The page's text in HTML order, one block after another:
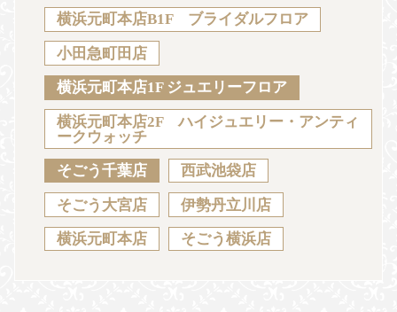
News Blog
Sustainability Voice Catalog
JA EN CH KO
横浜元町本店B1F ブライダルフロア
小田急町田店
横浜元町本店1F ジュエリーフロア
横浜元町本店2F ハイジュエリー・アンティ
ークウォッチ
そごう千葉店 西武池袋店
そごう大宮店 伊勢丹立川店
横浜元町本店 そごう横浜店